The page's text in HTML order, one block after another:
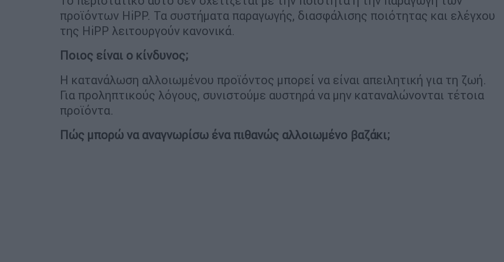
προϊόντων HiPP. Τα συστήματα παραγωγής, διασφάλισης ποιότητας και ελέγχου
της HiPP λειτουργούν κανονικά.
Ποιος είναι ο κίνδυνος;
Η κατανάλωση αλλοιωμένου προϊόντος μπορεί να είναι απειλητική για τη ζωή.
Για προληπτικούς λόγους, συνιστούμε αυστηρά να μην καταναλώνονται τέτοια
προϊόντα.
Πώς μπορώ να αναγνωρίσω ένα πιθανώς αλλοιωμένο βαζάκι;